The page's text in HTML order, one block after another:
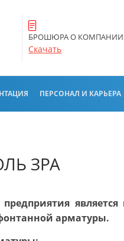
БРОШЮРА О КОМПАНИИ
Скачать
ПЕРСОНАЛ И КАРЬЕРА
ЗРА
является
арматуры.